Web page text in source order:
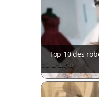
Top 10 des